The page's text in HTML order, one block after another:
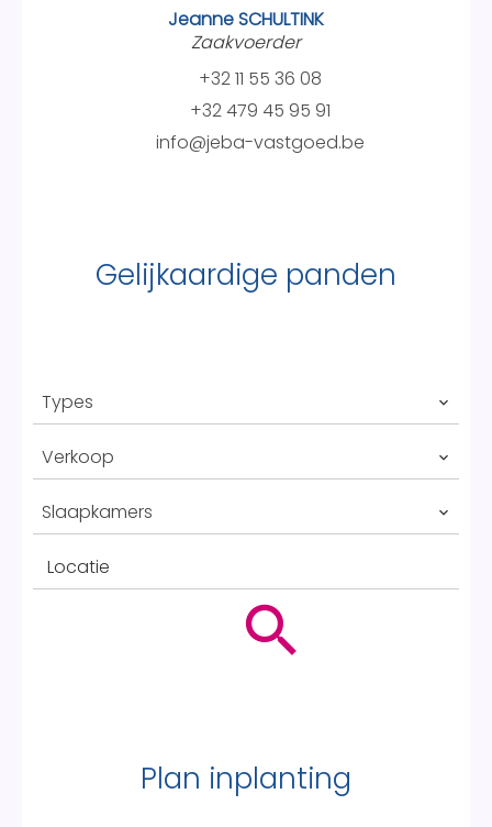
Jeanne SCHULTINK
Zaakvoerder
+32 11 55 36 08
+32 479 45 95 91
info@jeba-vastgoed.be
Gelijkaardige panden
Types
Verkoop
Slaapkamers
Locatie
Plan inplanting